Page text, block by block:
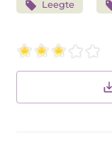
Leegte